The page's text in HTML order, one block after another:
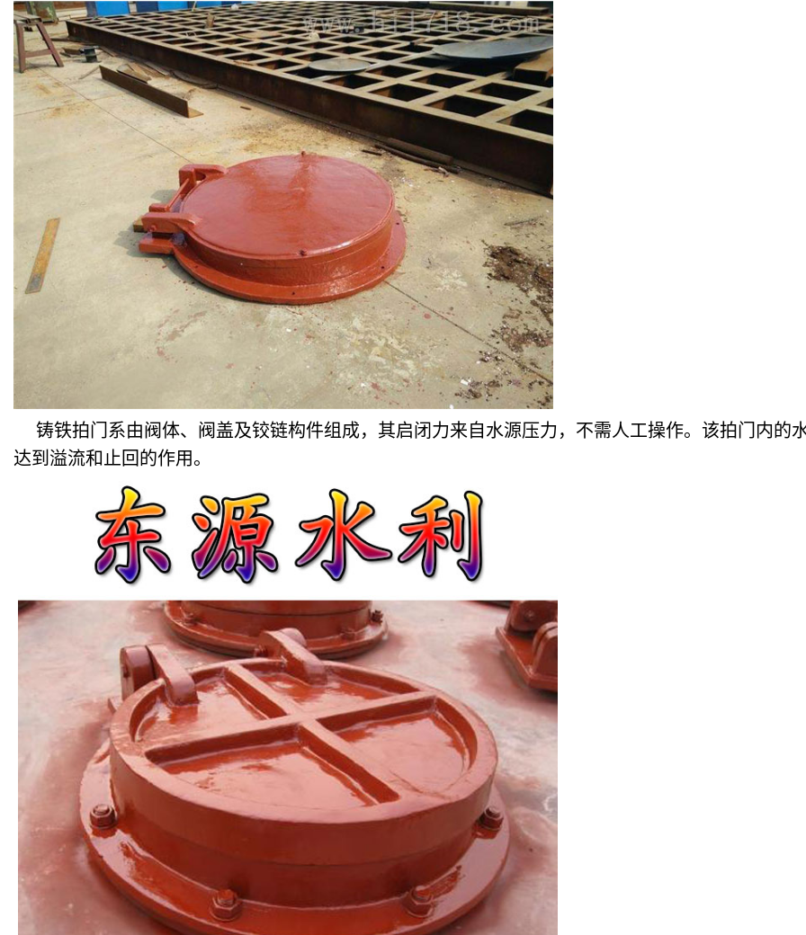
铸铁拍门系由阀体、阀盖及铰链构件组成，其启闭力来自水源压力，不需人工操作。该拍门内的
达到溢流和止回的作用。